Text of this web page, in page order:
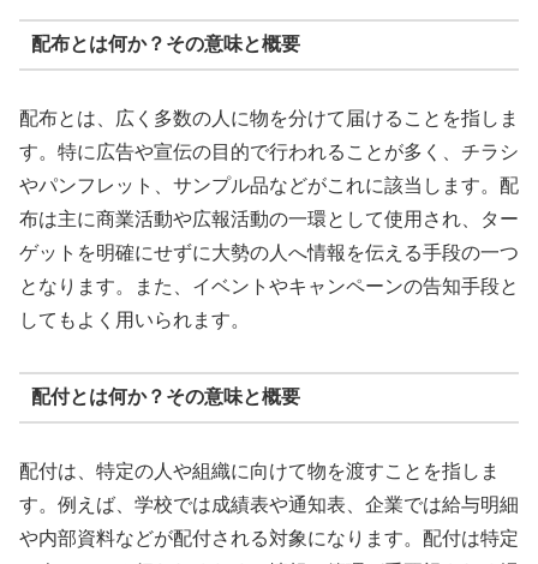
配布とは何か？その意味と概要
配布とは、広く多数の人に物を分けて届けることを指しま
す。特に広告や宣伝の目的で行われることが多く、チラシ
やパンフレット、サンプル品などがこれに該当します。配
布は主に商業活動や広報活動の一環として使用され、ター
ゲットを明確にせずに大勢の人へ情報を伝える手段の一つ
となります。また、イベントやキャンペーンの告知手段と
してもよく用いられます。
配付とは何か？その意味と概要
配付は、特定の人や組織に向けて物を渡すことを指しま
す。例えば、学校では成績表や通知表、企業では給与明細
や内部資料などが配付される対象になります。配付は特定